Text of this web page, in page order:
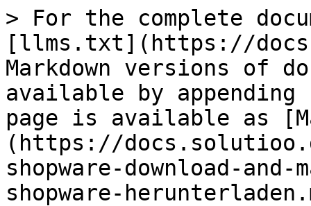
> For the complete
[llms.txt](https://
Markdown versions of
available by
page is available as
(https://
shopware-download-
shopware-